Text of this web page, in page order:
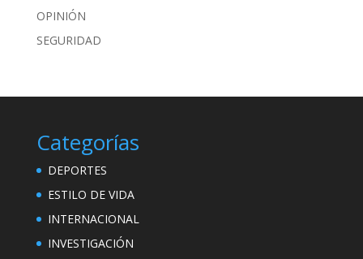
OPINIÓN
SEGURIDAD
Categorías
DEPORTES
ESTILO DE VIDA
INTERNACIONAL
INVESTIGACIÓN